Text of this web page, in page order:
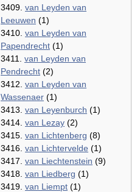
3409. van Leyden van
Leeuwen (1)
3410. van Leyden van
Papendrecht (1)
3411. van Leyden van
Pendrecht (2)
3412. van Leyden van
Wassenaer (1)
3413. van Leyenburch (1)
3414. van Lezay (2)
3415. van Lichtenberg (8)
3416. van Lichtervelde (1)
3417. van Liechtenstein (9)
3418. van Liedberg (1)
3419. van Liempt (1)